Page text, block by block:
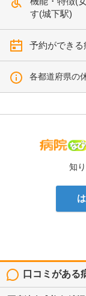
す(城下駅)
予約ができ
各都道府県の
知
口コミがある